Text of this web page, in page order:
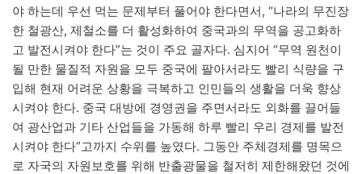
야 하는데 우선 먹는 문제부터 풀어야 한다면서, “나라의 무진장
한 철광산, 제철소를 더 활성화하여 중국과의 무역을 공고화하
고 발전시켜야 한다”는 것이 주요 골자다. 심지어 “무역 원천이
될 만한 물질적 자원을 모두 중국에 팔아서라도 빨리 식량을 구
입해 현재 어려운 상황을 극복하고 인민들의 생활을 더욱 향상
시켜야 한다. 중국 대방에 경영권을 주면서라도 외화를 끌어들
여 광산업과 기타 산업들을 가동해 하루 빨리 우리 경제를 발전
시켜야 한다”고까지 수위를 높였다. 그동안 주체경제를 명목으
로 자국의 자원보호를 위해 반출광물을 철저히 제한해왔던 것에